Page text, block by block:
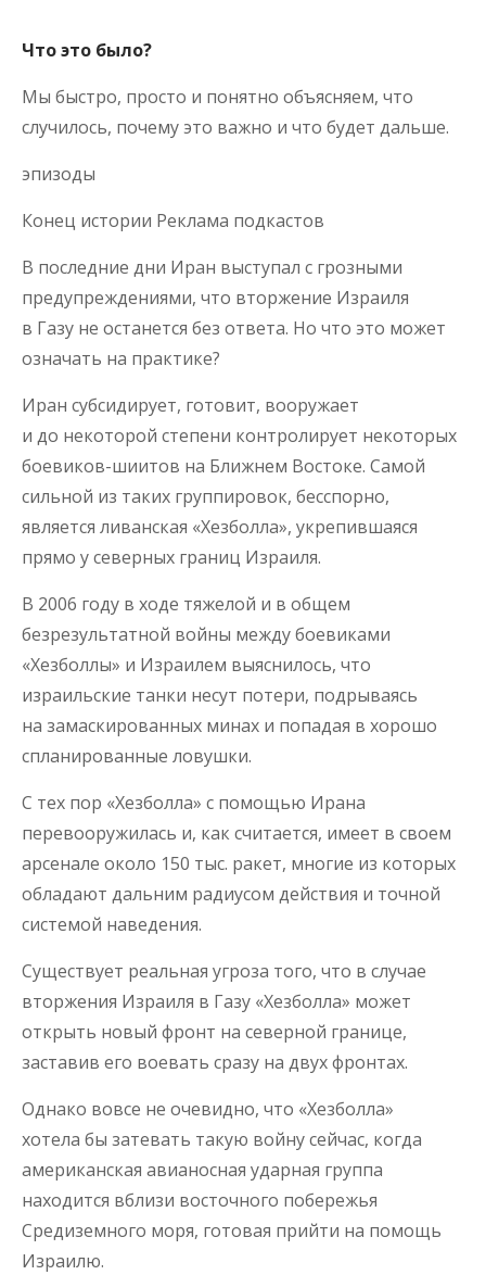
Что это было?
Мы быстро, просто и понятно объясняем, что
случилось, почему это важно и что будет дальше.
эпизоды
Конец истории Реклама подкастов
В последние дни Иран выступал с грозными
предупреждениями, что вторжение Израиля
в Газу не останется без ответа. Но что это может
означать на практике?
Иран субсидирует, готовит, вооружает
и до некоторой степени контролирует некоторых
боевиков-шиитов на Ближнем Востоке. Самой
сильной из таких группировок, бесспорно,
является ливанская «Хезболла», укрепившаяся
прямо у северных границ Израиля.
В 2006 году в ходе тяжелой и в общем
безрезультатной войны между боевиками
«Хезболлы» и Израилем выяснилось, что
израильские танки несут потери, подрываясь
на замаскированных минах и попадая в хорошо
спланированные ловушки.
С тех пор «Хезболла» с помощью Ирана
перевооружилась и, как считается, имеет в своем
арсенале около 150 тыс. ракет, многие из которых
обладают дальним радиусом действия и точной
системой наведения.
Существует реальная угроза того, что в случае
вторжения Израиля в Газу «Хезболла» может
открыть новый фронт на северной границе,
заставив его воевать сразу на двух фронтах.
Однако вовсе не очевидно, что «Хезболла»
хотела бы затевать такую войну сейчас, когда
американская авианосная ударная группа
находится вблизи восточного побережья
Средиземного моря, готовая прийти на помощь
Израилю.